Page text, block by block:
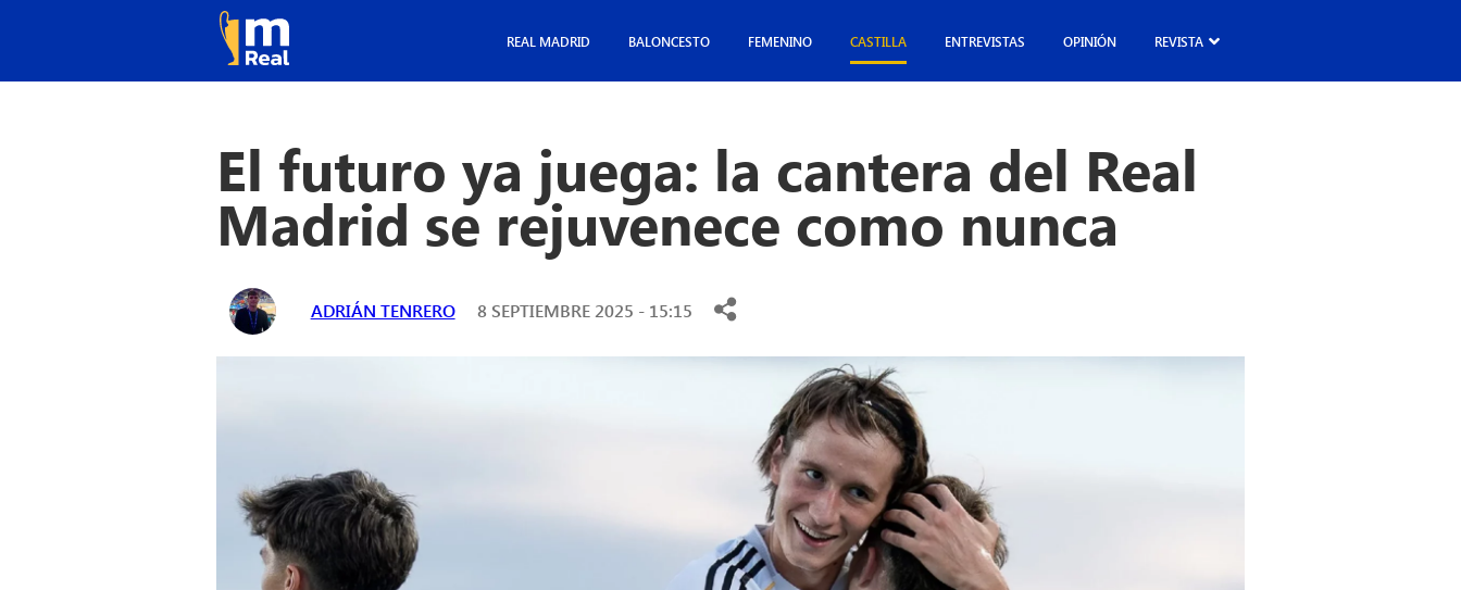
REAL MADRID BALONCESTO FEMENINO CASTILLA ENTREVISTAS OPINIÓN REVISTA
El futuro ya juega: la cantera del Real
Madrid se rejuvenece como nunca
ADRIÁN TENRERO 8 SEPTIEMBRE 2025 - 15:15